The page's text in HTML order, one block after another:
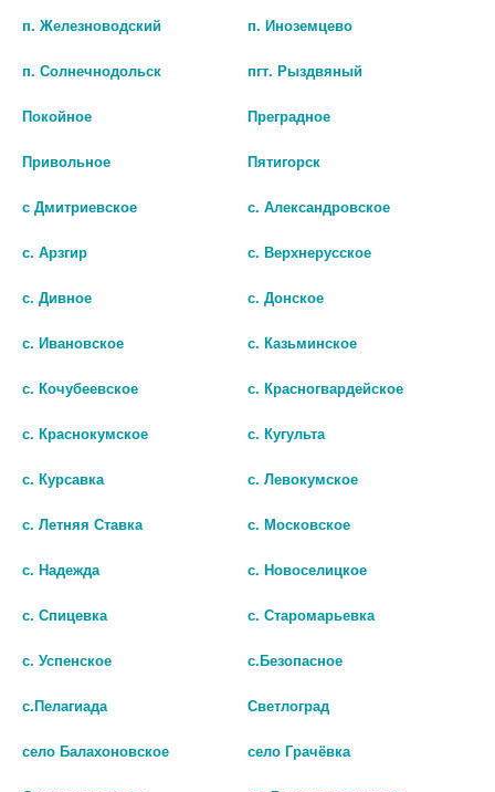
В КОРЗИНУ
ВЕНАПРОКТ 250МГ №10 СУПП.
ГЕМОРРЕКС СУПП. РЕКТ. 250МГ
п. Железноводский п. Иноземцево
п. Солнечнодольск пгт. Рыздвяный
Покойное Преградное
Привольное Пятигорск
с Дмитриевское с. Александровское
с. Арзгир с. Верхнерусское
с. Дивное с. Донское
с. Ивановское с. Казьминское
с. Кочубеевское с. Красногвардейское
с. Краснокумское с. Кугульта
с. Курсавка с. Левокумское
с. Летняя Ставка с. Московское
с. Надежда с. Новоселицкое
с. Спицевка с. Старомарьевка
с. Успенское с.Безопасное
с.Пелагиада Светлоград
село Балахоновское село Грачёвка